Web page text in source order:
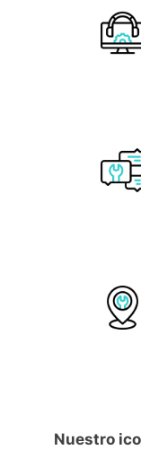
Nuestro